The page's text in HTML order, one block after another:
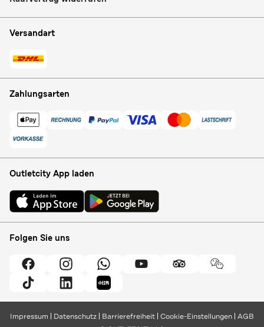
Versandart
Zahlungsarten
Outletcity App laden
Folgen Sie uns
Impressum Datenschutz Barrierefreiheit Cookie-Einstellungen AGB